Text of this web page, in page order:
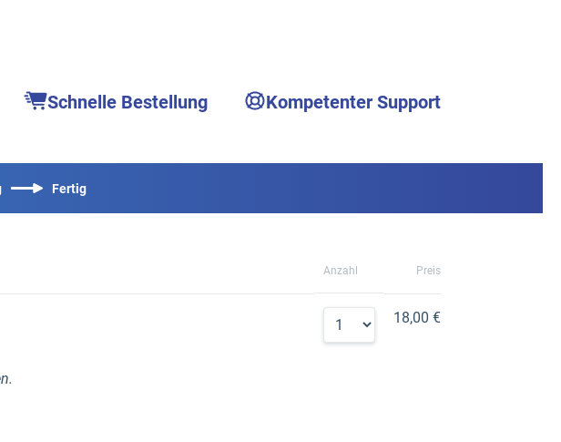
Schnelle Bestellung Kompetenter Support
Fertig
Anzahl Preis
18,00 €